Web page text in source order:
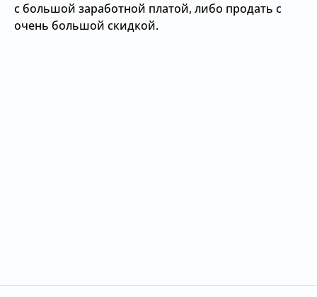
с большой заработной платой, либо продать с
очень большой скидкой.